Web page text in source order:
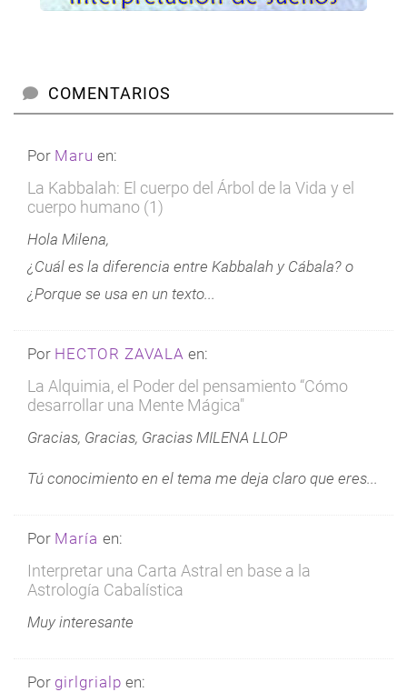
COMENTARIOS
Por Maru en:
La Kabbalah: El cuerpo del Árbol de la Vida y el
cuerpo humano (1)
Hola Milena,
¿Cuál es la diferencia entre Kabbalah y Cábala? o
¿Porque se usa en un texto...
Por HECTOR ZAVALA en:
La Alquimia, el Poder del pensamiento “Cómo
desarrollar una Mente Mágica"
Gracias, Gracias, Gracias MILENA LLOP
Tú conocimiento en el tema me deja claro que eres...
Por María en:
Interpretar una Carta Astral en base a la
Astrología Cabalística
Muy interesante
Por girlgrialp en: